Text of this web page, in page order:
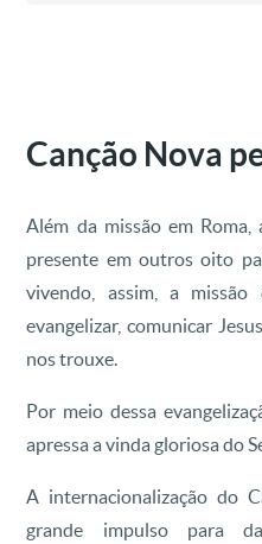
Canção Nova
Além da missão em
presente em outros oito
vivendo, assim, a
evangelizar, comunicar
nos trouxe.
Por meio dessa
apressa a vinda gloriosa do
A internacionalização do
grande impulso para